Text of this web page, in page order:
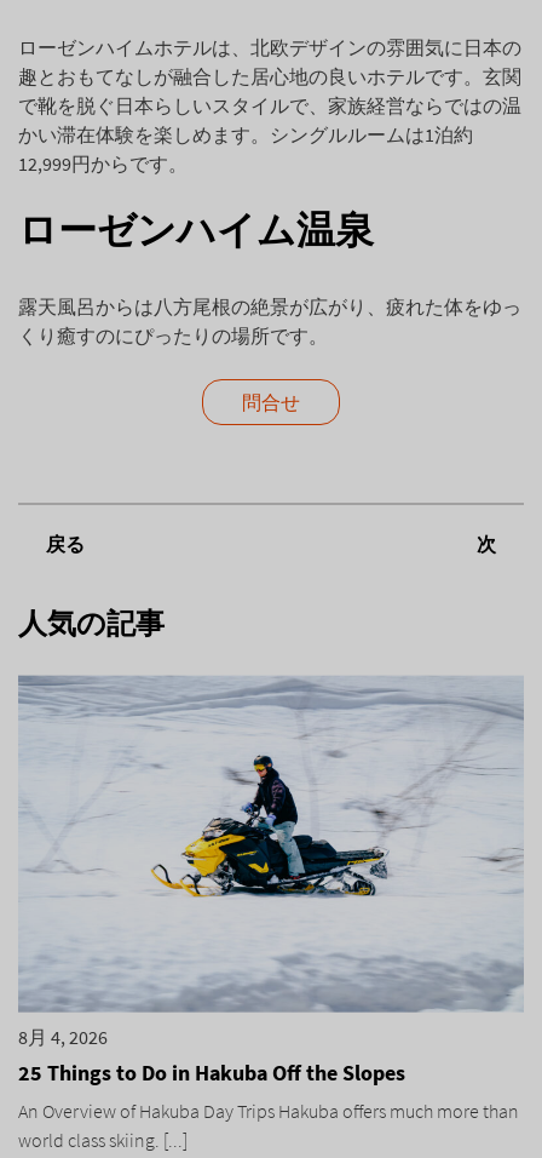
人気の記事
8月 4, 2026
25 Things to Do in Hakuba Off the Slopes
An Overview of Hakuba Day Trips Hakuba offers much more than
world class skiing. [...]
ローゼンハイムホテルは、北欧デザインの雰囲気に日本の
趣とおもてなしが融合した居心地の良いホテルです。玄関
で靴を脱ぐ日本らしいスタイルで、家族経営ならではの温
かい滞在体験を楽しめます。シングルルームは1泊約
12,999円からです。
ローゼンハイム温泉
露天風呂からは八方尾根の絶景が広がり、疲れた体をゆっ
くり癒すのにぴったりの場所です。
問合せ
戻る 次